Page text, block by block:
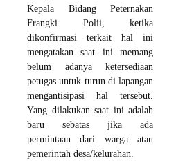
Kepala Bidang Peternakan
Frangki Polii, ketika
dikonfirmasi terkait hal ini
mengatakan saat ini memang
belum adanya ketersediaan
petugas untuk turun di lapangan
mengantisipasi hal tersebut.
Yang dilakukan saat ini adalah
baru sebatas jika ada
permintaan dari warga atau
pemerintah desa/kelurahan.